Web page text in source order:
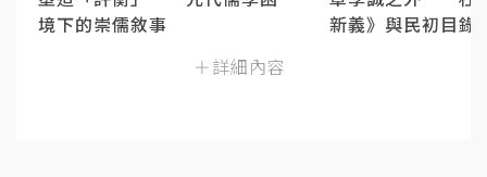
境下的崇儒敘事
＋詳細內容
新義》與民初目錄